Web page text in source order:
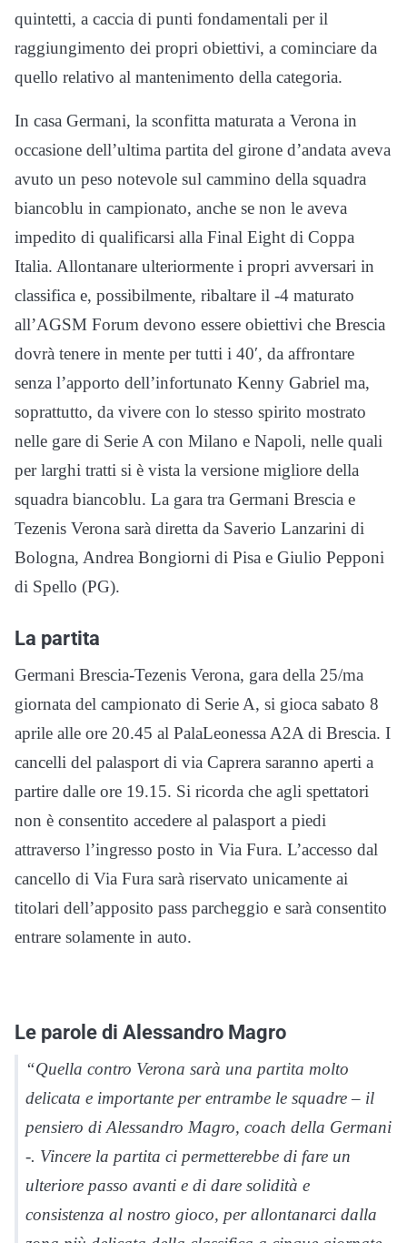
quintetti, a caccia di punti fondamentali per il
raggiungimento dei propri obiettivi, a cominciare da
quello relativo al mantenimento della categoria.
In casa Germani, la sconfitta maturata a Verona in
occasione dell’ultima partita del girone d’andata aveva
avuto un peso notevole sul cammino della squadra
biancoblu in campionato, anche se non le aveva
impedito di qualificarsi alla Final Eight di Coppa
Italia. Allontanare ulteriormente i propri avversari in
classifica e, possibilmente, ribaltare il -4 maturato
all’AGSM Forum devono essere obiettivi che Brescia
dovrà tenere in mente per tutti i 40′, da affrontare
senza l’apporto dell’infortunato Kenny Gabriel ma,
soprattutto, da vivere con lo stesso spirito mostrato
nelle gare di Serie A con Milano e Napoli, nelle quali
per larghi tratti si è vista la versione migliore della
squadra biancoblu. La gara tra Germani Brescia e
Tezenis Verona sarà diretta da Saverio Lanzarini di
Bologna, Andrea Bongiorni di Pisa e Giulio Pepponi
di Spello (PG).
La partita
Germani Brescia-Tezenis Verona, gara della 25/ma
giornata del campionato di Serie A, si gioca sabato 8
aprile alle ore 20.45 al PalaLeonessa A2A di Brescia. I
cancelli del palasport di via Caprera saranno aperti a
partire dalle ore 19.15. Si ricorda che agli spettatori
non è consentito accedere al palasport a piedi
attraverso l’ingresso posto in Via Fura. L’accesso dal
cancello di Via Fura sarà riservato unicamente ai
titolari dell’apposito pass parcheggio e sarà consentito
entrare solamente in auto.
Le parole di Alessandro Magro
“Quella contro Verona sarà una partita molto
delicata e importante per entrambe le squadre – il
pensiero di Alessandro Magro, coach della Germani
-. Vincere la partita ci permetterebbe di fare un
ulteriore passo avanti e di dare solidità e
consistenza al nostro gioco, per allontanarci dalla